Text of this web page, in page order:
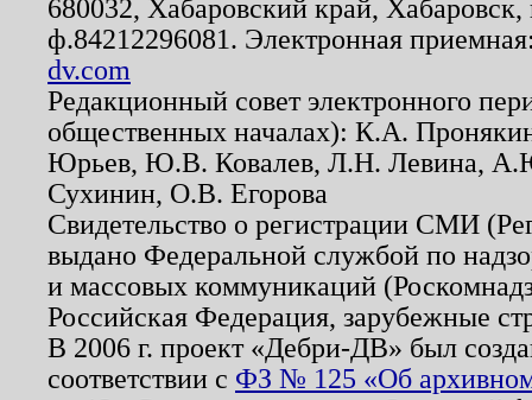
680032, Хабаровский край,
ф.84212296081. Электронная
dv.com
Редакционный совет электронного
общественных началах): К.А.
Юрьев, Ю.В. Ковалев, Л.Н. Левина,
Сухинин, О.В. Егорова
Свидетельство о регистрации СМИ
выдано Федеральной службой по
и массовых коммуникаций
Российская Федерация, зарубежные
В 2006 г. проект «Дебри-ДВ» был
соответствии с ФЗ № 125 «Об